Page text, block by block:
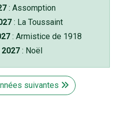
: Assomption
: La Toussaint
: Armistice de 1918
: Noël
suivantes